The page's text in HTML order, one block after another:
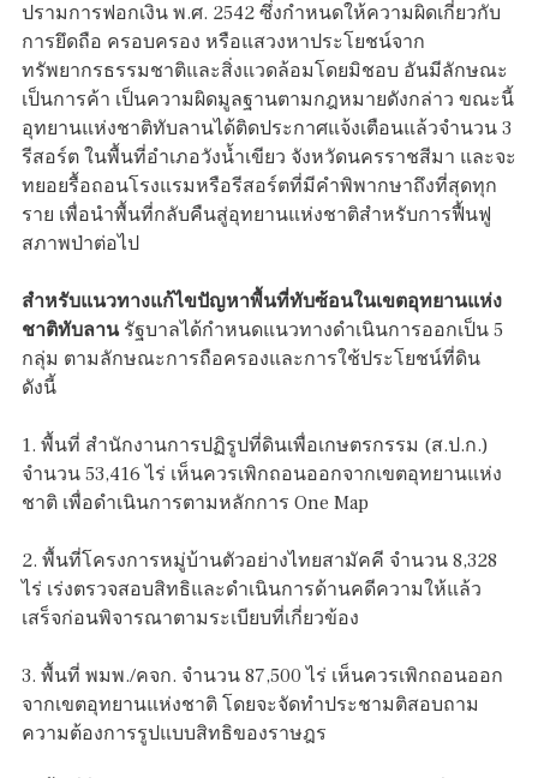
ปรามการฟอกเงิน พ.ศ. 2542 ซึ่งกำหนดให้ความผิดเกี่ยวกับ
การยึดถือ ครอบครอง หรือแสวงหาประโยชน์จาก
ทรัพยากรธรรมชาติและสิ่งแวดล้อมโดยมิชอบ อันมีลักษณะ
เป็นการค้า เป็นความผิดมูลฐานตามกฎหมายดังกล่าว ขณะนี้
อุทยานแห่งชาติทับลานได้ติดประกาศแจ้งเตือนแล้วจำนวน 3
รีสอร์ต ในพื้นที่อำเภอวังน้ำเขียว จังหวัดนครราชสีมา และจะ
ทยอยรื้อถอนโรงแรมหรือรีสอร์ตที่มีคำพิพากษาถึงที่สุดทุก
ราย เพื่อนำพื้นที่กลับคืนสู่อุทยานแห่งชาติสำหรับการฟื้นฟู
สภาพป่าต่อไป
สำหรับแนวทางแก้ไขปัญหาพื้นที่ทับซ้อนในเขตอุทยานแห่ง
ชาติทับลานรัฐบาลได้กำหนดแนวทางดำเนินการออกเป็น 5
กลุ่ม ตามลักษณะการถือครองและการใช้ประโยชน์ที่ดิน
ดังนี้
1. พื้นที่ สำนักงานการปฏิรูปที่ดินเพื่อเกษตรกรรม (ส.ป.ก.)
จำนวน 53,416 ไร่ เห็นควรเพิกถอนออกจากเขตอุทยานแห่ง
ชาติ เพื่อดำเนินการตามหลักการ One Map
2. พื้นที่โครงการหมู่บ้านตัวอย่างไทยสามัคคี จำนวน 8,328
ไร่ เร่งตรวจสอบสิทธิและดำเนินการด้านคดีความให้แล้ว
เสร็จก่อนพิจารณาตามระเบียบที่เกี่ยวข้อง
3. พื้นที่ พมพ./คจก. จำนวน 87,500 ไร่ เห็นควรเพิกถอนออก
จากเขตอุทยานแห่งชาติ โดยจะจัดทำประชามติสอบถาม
ความต้องการรูปแบบสิทธิของราษฎร